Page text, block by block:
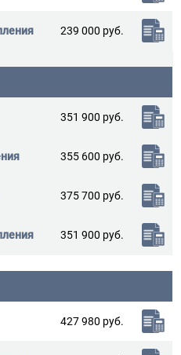
239 000 руб.
351 900 руб.
355 600 руб.
375 700 руб.
351 900 руб.
427 980 руб.